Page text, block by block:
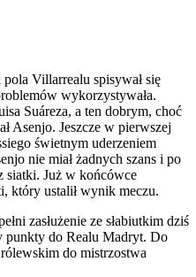
Villarrealu spisywał się
wykorzystywała.
Suáreza, a ten dobrym, choć
Asenjo. Jeszcze w pierwszej
świetnym uderzeniem
nie miał żadnych szans i po
siatki. Już w końcówce
który ustalił wynik meczu.
zasłużenie ze słabiutkim dziś
punkty do Realu Madryt. Do
do mistrzostwa